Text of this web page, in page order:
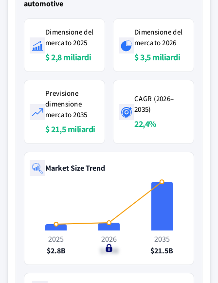
automotive
Dimensione del
mercato 2025
$ 2,8 miliardi
Dimensione del
mercato 2026
$ 3,5 miliardi
Previsione
dimensione
mercato 2035
$ 21,5 miliardi
CAGR (2026–
2035)
22,4%
Market Size Trend
2025
$2.8B
2026
$3.5B
2035
$21.5B